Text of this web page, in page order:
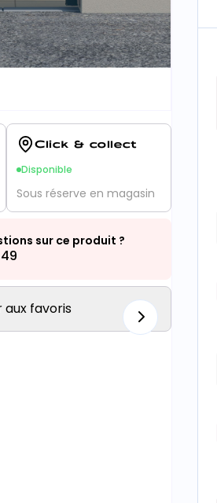
Click & collect
Disponible
Sous réserve en magasin
sur ce produit ?
aux favoris